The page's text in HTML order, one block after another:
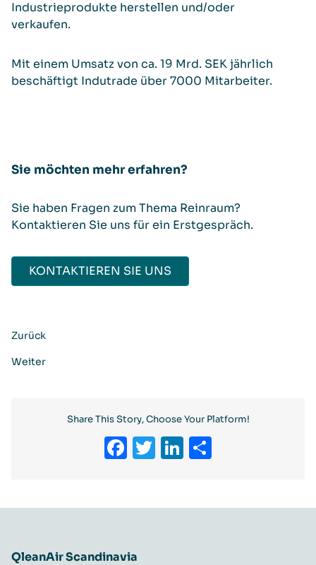
Industrieprodukte herstellen und/oder
verkaufen.
Mit einem Umsatz von ca. 19 Mrd. SEK jährlich
beschäftigt Indutrade über 7000 Mitarbeiter.
Sie möchten mehr erfahren?
Sie haben Fragen zum Thema Reinraum?
Kontaktieren Sie uns für ein Erstgespräch.
KONTAKTIEREN SIE UNS
Zurück
Weiter
Share This Story, Choose Your Platform!
Facebook
Twitter
LinkedIn
QleanAir Scandinavia